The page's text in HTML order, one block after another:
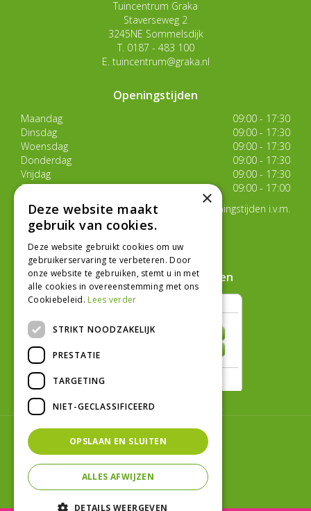
Tuincentrum Graka
Staverseweg 2
3245NE Sommelsdijk
T. 0187 - 483 100
E. tuincentrum@graka.nl
Openingstijden
Maandag
09:00 - 17:30
Dinsdag
09:00 - 17:30
Woensdag
09:00 - 17:30
Donderdag
09:00 - 17:30
Vrijdag
09:00 - 17:30
Zaterdag
09:00 - 17:00
Van 17 juli t/m 29 augustus aangepaste openingstijden i.v.m.
de zomervakantie
Toon alle openingstijden
Hoe klanten ons beoordelen
© Tuincentrum Graka
Green Solutions
Tuincentrum Overzicht
Privacy Policy
×
Deze website maakt
gebruik van cookies.
Deze website gebruikt cookies om uw
gebruikerservaring te verbeteren. Door
onze website te gebruiken, stemt u in met
alle cookies in overeenstemming met ons
Cookiebeleid. Lees verder
STRIKT NOODZAKELIJK
PRESTATIE
TARGETING
NIET-GECLASSIFICEERD
OPSLAAN EN SLUITEN
ALLES AFWIJZEN
DETAILS WEERGEVEN